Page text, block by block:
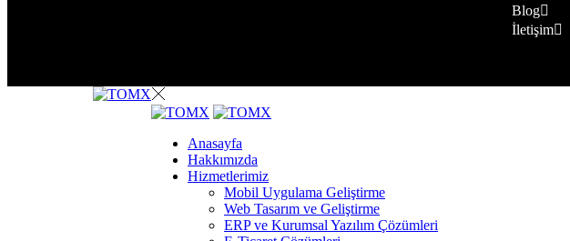
Blog
İletişim
Anasayfa
Hakkımızda
Hizmetlerimiz
Mobil Uygulama Geliştirme
Web Tasarım ve Geliştirme
ERP ve Kurumsal Yazılım Çözümleri